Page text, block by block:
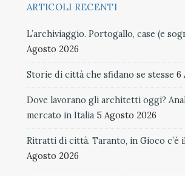
ARTICOLI RECENTI
L’archiviaggio. Portogallo, case (e
Agosto 2026
Storie di città che sfidano se stesse 6
Dove lavorano gli architetti oggi?
mercato in Italia 5 Agosto 2026
Ritratti di città. Taranto, in Gioco c’è
Agosto 2026